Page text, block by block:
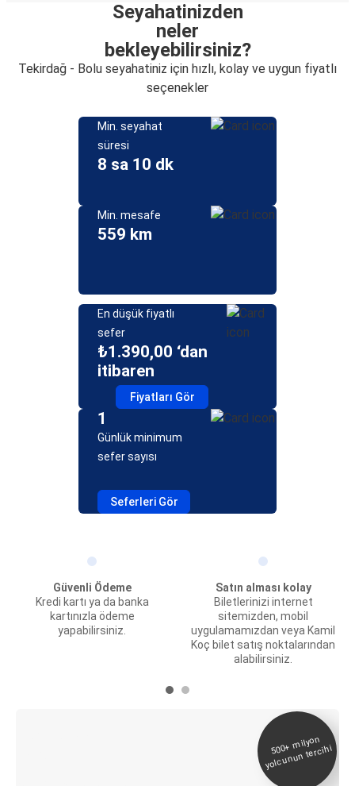
Seyahatinizden
neler
bekleyebilirsiniz?
Tekirdağ - Bolu seyahatiniz için hızlı, kolay ve uygun fiyatlı
seçenekler
Min. seyahat
süresi
8 sa 10 dk
Min. mesafe
559 km
En düşük fiyatlı
sefer
₺1.390,00 ‘dan
itibaren
Fiyatları Gör
1
Günlük minimum
sefer sayısı
Seferleri Gör
Güvenli Ödeme
Kredi kartı ya da banka
kartınızla ödeme
yapabilirsiniz.
Satın alması kolay
Biletlerinizi internet
sitemizden, mobil
uygulamamızdan veya Kamil
Koç bilet satış noktalarından
alabilirsiniz.
500+
milyon
yolcunun tercihi